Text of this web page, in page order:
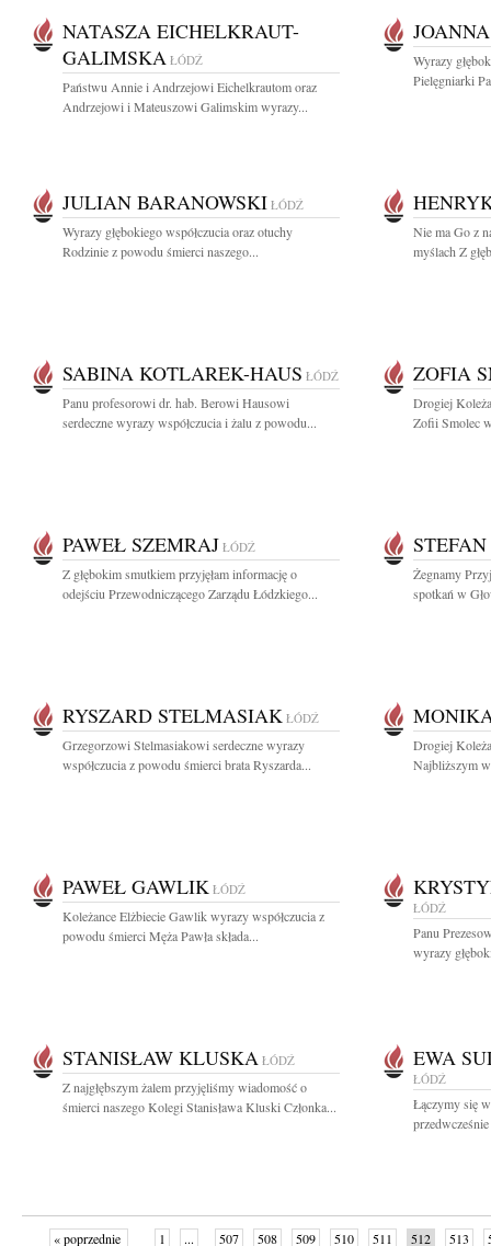
NATASZA EICHELKRAUT-
GALIMSKA ŁÓDŹ
Państwu Annie i Andrzejowi Eichelkrautom oraz
Andrzejowi i Mateuszowi Galimskim wyrazy...
Wyrazy
Pielęgniarki
JULIAN BARANOWSKI ŁÓDŹ
Wyrazy głębokiego współczucia oraz otuchy
Rodzinie z powodu śmierci naszego...
Nie ma Go z
myślach Z
SABINA KOTLAREK-HAUS ŁÓDŹ
Panu profesorowi dr. hab. Berowi Hausowi
serdeczne wyrazy współczucia i żalu z powodu...
ZOFIA
Drogiej
Zofii Smolec
PAWEŁ SZEMRAJ ŁÓDŹ
Z głębokim smutkiem przyjęłam informację o
odejściu Przewodniczącego Zarządu Łódzkiego...
Żegnamy
spotkań w
RYSZARD STELMASIAK ŁÓDŹ
Grzegorzowi Stelmasiakowi serdeczne wyrazy
współczucia z powodu śmierci brata Ryszarda...
Drogiej
Najbliższym
PAWEŁ GAWLIK ŁÓDŹ
Koleżance Elżbiecie Gawlik wyrazy współczucia z
powodu śmierci Męża Pawła składa...
ŁÓDŹ
Panu
wyrazy
STANISŁAW KLUSKA ŁÓDŹ
Z najgłębszym żalem przyjęliśmy wiadomość o
śmierci naszego Kolegi Stanisława Kluski Członka...
EWA
ŁÓDŹ
Łączymy się
« poprzednie 1 ... 507 508 509 510 511 512 513